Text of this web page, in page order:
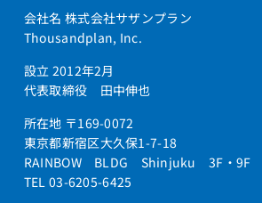
会社名 株式会社サザンプラン
Thousandplan, Inc.
設立 2012年2月
代表取締役 田中伸也
所在地 〒169-0072
東京都新宿区大久保1-7-18
RAINBOW BLDG Shinjuku 3F・9F
TEL 03-6205-6425